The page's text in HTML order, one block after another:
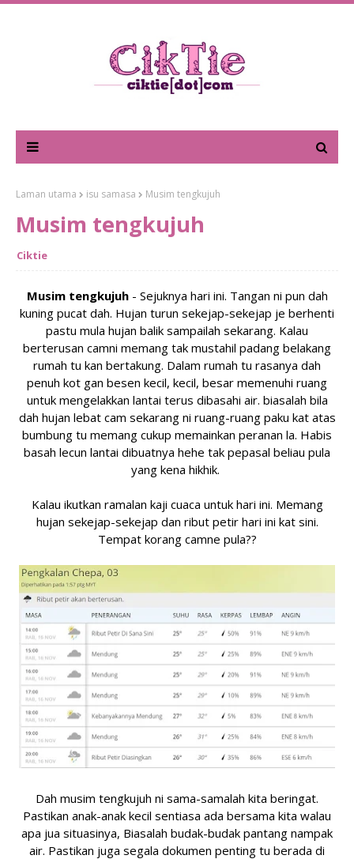
Laman utama isu samasa Musim tengkujuh
Musim tengkujuh
Ciktie
Musim tengkujuh- Sejuknya hari ini. Tangan ni pun dah
kuning pucat dah. Hujan turun sekejap-sekejap je berhenti
pastu mula hujan balik sampailah sekarang. Kalau
berterusan camni memang tak mustahil padang belakang
rumah tu kan bertakung. Dalam rumah tu rasanya dah
penuh kot gan besen kecil, kecil, besar memenuhi ruang
untuk mengelakkan lantai terus dibasahi air. biasalah bila
dah hujan lebat cam sekarang ni ruang-ruang paku kat atas
bumbung tu memang cukup memainkan peranan la. Habis
basah lecun lantai dibuatnya hehe tak pepasal beliau pula
yang kena hikhik.
Kalau ikutkan ramalan kaji cuaca untuk hari ini. Memang
hujan sekejap-sekejap dan ribut petir hari ini kat sini.
Tempat korang camne pula??
Dah musim tengkujuh ni sama-samalah kita beringat.
Pastikan anak-anak kecil sentiasa ada bersama kita walau
apa jua situasinya, Biasalah budak-budak pantang nampak
air. Pastikan juga segala dokumen penting tu berada di